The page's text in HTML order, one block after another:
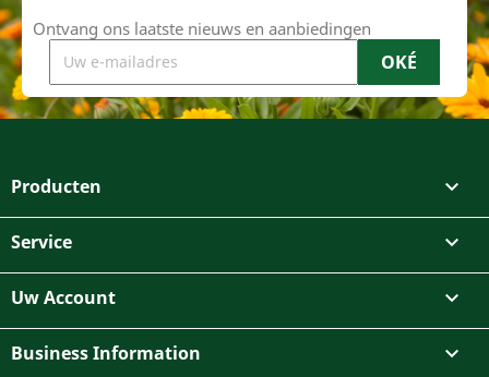
Ontvang ons laatste nieuws en aanbiedingen
Producten 
Service 
Uw Account 
Business Information 